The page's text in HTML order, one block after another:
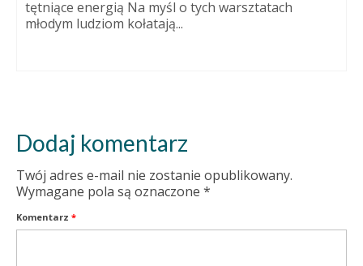
tętniące energią Na myśl o tych warsztatach
młodym ludziom kołatają...
Dodaj komentarz
Twój adres e-mail nie zostanie opublikowany.
Wymagane pola są oznaczone *
Komentarz *